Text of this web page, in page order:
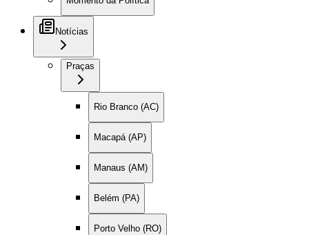
Notícias
Praças
Rio Branco (AC)
Macapá (AP)
Manaus (AM)
Belém (PA)
Porto Velho (RO)